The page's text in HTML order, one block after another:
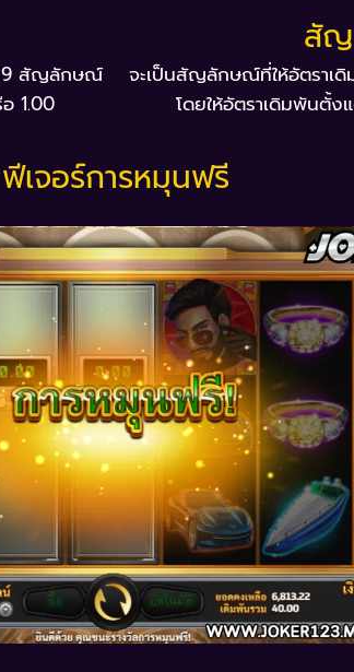
9 สัญลักษณ์
1.00
สั
จะเป็นสัญลักษณ์ที่ให้อัตรา
โดยให้อัตราเดิมพันตั้
ฟีเจอร์การหมุนฟรี